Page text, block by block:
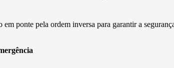
ponte pela ordem inversa para garantir a